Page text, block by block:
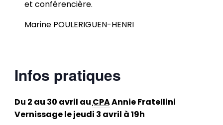
et conférencière.
Marine POULERIGUEN-HENRI
Infos pratiques
Du 2 au 30 avril auCPAAnnie Fratellini
Vernissage le jeudi 3 avril à 19h